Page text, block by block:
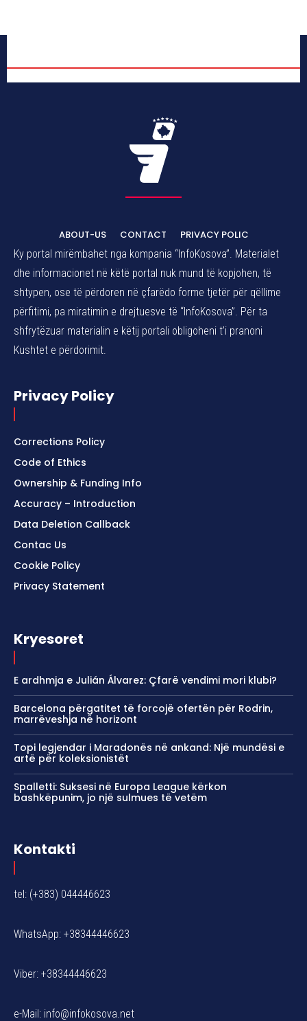
ABOUT-US CONTACT
PRIVACY POLIC
Ky portal mirëmbahet nga kompania “InfoKosova”. Materialet
dhe informacionet në këtë portal nuk mund të kopjohen, të
shtypen, ose të përdoren në çfarëdo forme tjetër për qëllime
përfitimi, pa miratimin e drejtuesve të “InfoKosova”. Për ta
shfrytëzuar materialin e këtij portali obligoheni t’i pranoni
Kushtet e përdorimit.
Privacy Policy
Corrections Policy
Code of Ethics
Ownership & Funding Info
Accuracy – Introduction
Data Deletion Callback
Contac Us
Cookie Policy
Privacy Statement
Kryesoret
E ardhmja e Julián Álvarez: Çfarë vendimi mori klubi?
Barcelona përgatitet të forcojë ofertën për Rodrin,
marrëveshja në horizont
Topi legjendar i Maradonës në ankand: Një mundësi e
artë për koleksionistët
Spalletti: Suksesi në Europa League kërkon
bashkëpunim, jo një sulmues të vetëm
Kontakti
tel: (+383) 044446623
WhatsApp: +38344446623
Viber: +38344446623
e-Mail: info@infokosova.net